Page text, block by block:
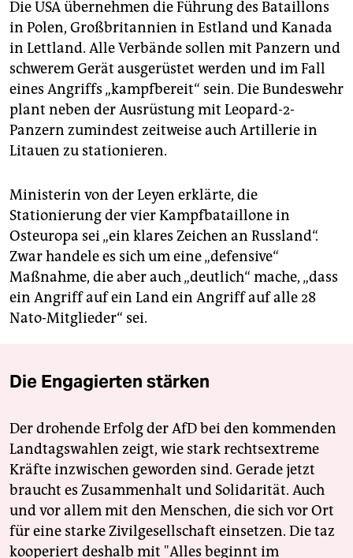
Die USA übernehmen die Führung des Bataillons
in Polen, Großbritannien in Estland und Kanada
in Lettland. Alle Verbände sollen mit Panzern und
schwerem Gerät ausgerüstet werden und im Fall
eines Angriffs „kampfbereit“ sein. Die Bundeswehr
plant neben der Ausrüstung mit Leopard-2-
Panzern zumindest zeitweise auch Artillerie in
Litauen zu stationieren.
Ministerin von der Leyen erklärte, die
Stationierung der vier Kampfbataillone in
Osteuropa sei „ein klares Zeichen an Russland“.
Zwar handele es sich um eine „defensive“
Maßnahme, die aber auch „deutlich“ mache, „dass
ein Angriff auf ein Land ein Angriff auf alle 28
Nato-Mitglieder“ sei.
Die Engagierten stärken
Der drohende Erfolg der AfD bei den kommenden
Landtagswahlen zeigt, wie stark rechtsextreme
Kräfte inzwischen geworden sind. Gerade jetzt
braucht es Zusammenhalt und Solidarität. Auch
und vor allem mit den Menschen, die sich vor Ort
für eine starke Zivilgesellschaft einsetzen. Die taz
kooperiert deshalb mit "Alles beginnt im